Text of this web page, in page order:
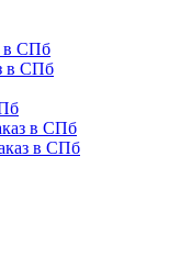
в СПб
в СПб
в СПб
в СПб